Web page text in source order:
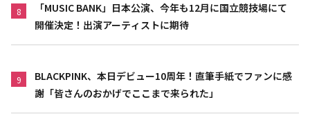
8
「MUSIC BANK」日本公演、今年も12月に国立競技場にて
開催決定！出演アーティストに期待
9
BLACKPINK、本日デビュー10周年！直筆手紙でファンに感
謝「皆さんのおかげでここまで来られた」